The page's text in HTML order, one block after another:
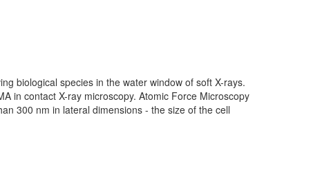
biological species in the water window of soft X-rays.
in contact X-ray microscopy. Atomic Force Microscopy
300 nm in lateral dimensions - the size of the cell